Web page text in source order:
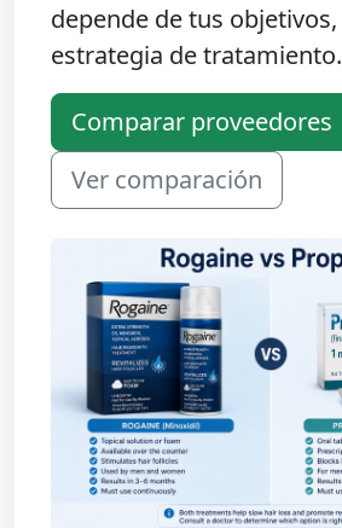
depende de tus
estrategia de tratamiento.
Comparar proveedores
Ver comparación